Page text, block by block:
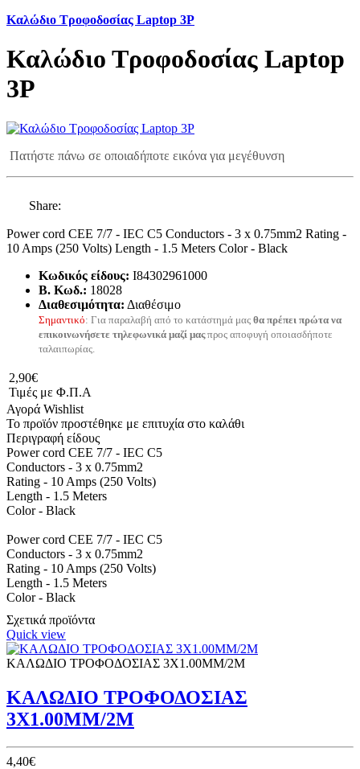
Καλώδιο Τροφοδοσίας Laptop 3P
Καλώδιο Τροφοδοσίας Laptop
3P
Πατήστε πάνω σε οποιαδήποτε εικόνα για μεγέθυνση
Share:
Power cord CEE 7/7 - IEC C5 Conductors - 3 x 0.75mm2 Rating -
10 Amps (250 Volts) Length - 1.5 Meters Color - Black
Κωδικός είδους: I84302961000
B. Κωδ.: 18028
Διαθεσιμότητα: Διαθέσιμο
Σημαντικό: Για παραλαβή από το κατάστημά μας θα πρέπει πρώτα να
επικοινωνήσετε τηλεφωνικά μαζί μαςπρος αποφυγή οποιασδήποτε
ταλαιπωρίας.
2,90€
Τιμές με Φ.Π.Α
Αγορά Wishlist
Το προϊόν προστέθηκε με επιτυχία στο καλάθι
Περιγραφή είδους
Power cord CEE 7/7 - IEC C5
Conductors - 3 x 0.75mm2
Rating - 10 Amps (250 Volts)
Length - 1.5 Meters
Color - Black
Power cord CEE 7/7 - IEC C5
Conductors - 3 x 0.75mm2
Rating - 10 Amps (250 Volts)
Length - 1.5 Meters
Color - Black
Σχετικά προϊόντα
Quick view
ΚΑΛΩΔΙΟ ΤΡΟΦΟΔΟΣΙΑΣ 3Χ1.00ΜΜ/2Μ
ΚΑΛΩΔΙΟ ΤΡΟΦΟΔΟΣΙΑΣ
3Χ1.00ΜΜ/2Μ
4,40€